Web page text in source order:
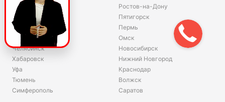
Екатеринбург
Красноярск
Волгоград
Ярославль
Челябинск
Хабаровск
Уфа
Тюмень
Симферополь
Ростов-на-Дону
Пятигорск
Пермь
Омск
Новосибирск
Нижний Новгород
Краснодар
Волжск
Саратов